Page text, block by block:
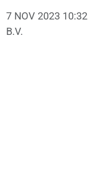
7 NOV 2023 10:32
B.V.